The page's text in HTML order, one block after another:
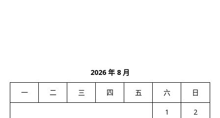
2026 年 8 月
一 二 三 四 五 六 日
1
2